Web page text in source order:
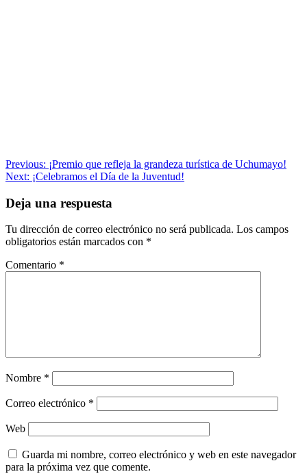
Navegación
de
entradas
Previous: ¡Premio que refleja la grandeza turística de Uchumayo!
Next: ¡Celebramos el Día de la Juventud!
Deja una respuesta
Tu dirección de correo electrónico no será publicada. Los campos
obligatorios están marcados con *
Comentario *
Nombre *
Correo electrónico *
Web
Guarda mi nombre, correo electrónico y web en este navegador
para la próxima vez que comente.